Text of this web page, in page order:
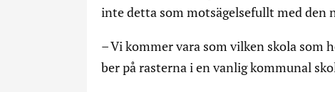
inte detta som motsägelsefullt med den
– Vi kommer vara som vilken skola som
ber på rasterna i en vanlig kommunal